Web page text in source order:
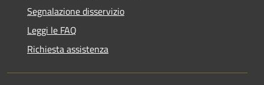
Segnalazione disservizio
Leggi le FAQ
Richiesta assistenza